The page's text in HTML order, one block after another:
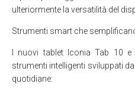
ulteriormente la versatilità del
Strumenti smart che
I nuovi tablet Iconia Tab 10
strumenti intelligenti sviluppati
quotidiane: